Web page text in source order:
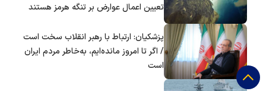
تعیین اعمال عوارض بر تنگه هرمز هستند
پزشکیان: ارتباط با رهبر انقلاب سخت است
/ اگر تا امروز مانده‌ایم، به‌خاطر مردم ایران
است